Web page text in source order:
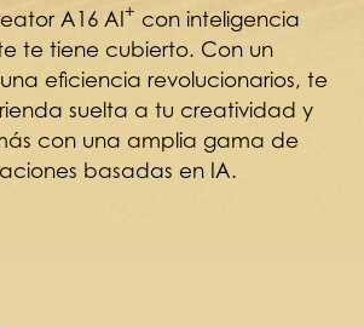
A16 AI+ con inteligencia
te tiene cubierto. Con un
eficiencia revolucionarios, te
suelta a tu creatividad y
con una amplia gama de
basadas en IA.